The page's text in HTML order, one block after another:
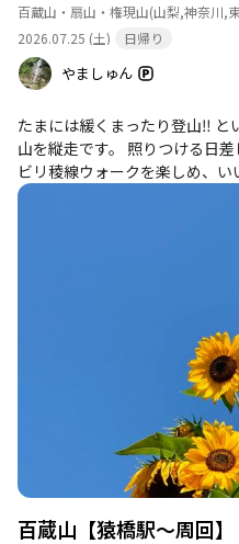
百蔵山・扇山・権現山(山梨,神奈川,
2026.07.25 (土)
日帰り
やましゅん
たまには緩くまったり登山‼️ と
山を縦走です。 照りつける日差しにヘトヘトになりながら、ノン
ビリ稜線ウォークを楽しめ、
百蔵山【猿橋駅〜周回】